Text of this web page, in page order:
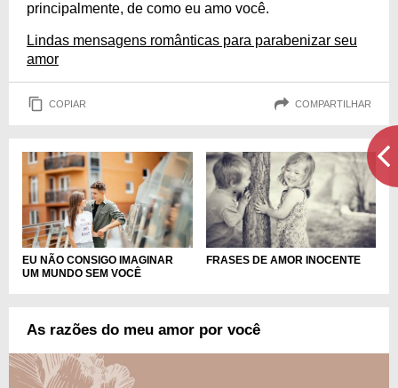
principalmente, de como eu amo você.
Lindas mensagens românticas para parabenizar seu
amor
COPIAR COMPARTILHAR
EU NÃO CONSIGO IMAGINAR
UM MUNDO SEM VOCÊ
FRASES DE AMOR INOCENTE
As razões do meu amor por você